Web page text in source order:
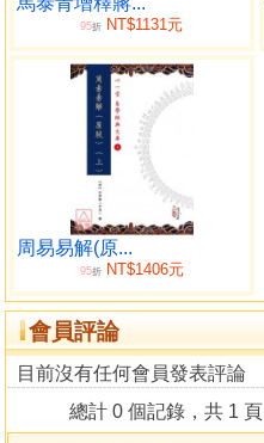
理辨正再辨》，與蔣徒張仲
馨三元真傳系列) 、《堪輿一
王元極著作等，俱提倡三元
最忌刻板呆法。後來名家如
《地理辨正》註解都多有批
又《地理辨正再辨》註文中
中都是最早引用蔣大鴻《天
本書歷來俱被推崇，可惜
著本書之年相距蔣大鴻卒年
姚銘三是蔣大鴻弟子、或云
者，惜因本書失傳之故。是
批。觀建氏批註，乃宗張心
也透露了很多張心言一派的
三、章仲山無常派、張心言
諸家秘本，當有會心。特以
95折 NT$1131元
周易易解(原...
95折NT$1406元
會員評論
目前沒有任何會員發表評論
總計 0 個記錄，共 1 頁